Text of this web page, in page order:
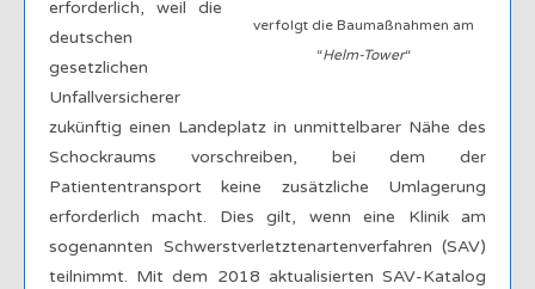
verfolgt die Baumaßnahmen am
“Helm-Tower“
erforderlich, weil die
deutschen
gesetzlichen
Unfallversicherer
zukünftig einen Landeplatz in unmittelbarer Nähe des
Schockraums vorschreiben, bei dem der
Patiententransport keine zusätzliche Umlagerung
erforderlich macht. Dies gilt, wenn eine Klinik am
sogenannten Schwerstverletztenartenverfahren (SAV)
teilnimmt. Mit dem 2018 aktualisierten SAV-Katalog